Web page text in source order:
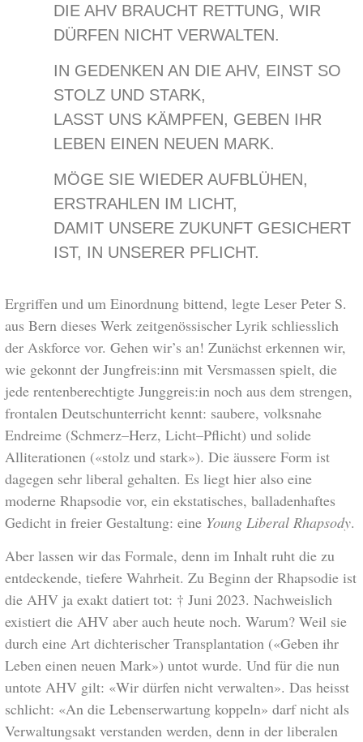
DIE AHV BRAUCHT RETTUNG, WIR
DÜRFEN NICHT VERWALTEN.
IN GEDENKEN AN DIE AHV, EINST SO
STOLZ UND STARK,
LASST UNS KÄMPFEN, GEBEN IHR
LEBEN EINEN NEUEN MARK.
MÖGE SIE WIEDER AUFBLÜHEN,
ERSTRAHLEN IM LICHT,
DAMIT UNSERE ZUKUNFT GESICHERT
IST, IN UNSERER PFLICHT.
Ergriffen und um Einordnung bittend, legte Leser Peter S.
aus Bern dieses Werk zeit­genössischer Lyrik schliesslich
der Askforce vor. Gehen wir’s an! Zunächst erkennen wir,
wie gekonnt der Jungfreis:inn mit Versmassen spielt, die
jede renten­berechtigte Junggreis:in noch aus dem strengen,
frontalen Deutsch­unter­richt kennt: saubere, volksnahe
Endreime (Schmerz–Herz, Licht–Pflicht) und solide
Allitera­tionen («stolz und stark»). Die äussere Form ist
dagegen sehr liberal gehalten. Es liegt hier also eine
moderne Rhapsodie vor, ein ekstatisches, balladen­haftes
Gedicht in freier Gestaltung: eine Young Liberal Rhapsody.
Aber lassen wir das Formale, denn im Inhalt ruht die zu
entdeck­ende, tiefere Wahr­heit. Zu Beginn der Rhapsodie ist
die AHV ja exakt datiert tot: † Juni 2023. Nach­weis­lich
existiert die AHV aber auch heute noch. Warum? Weil sie
durch eine Art dichterischer Transplantation («Geben ihr
Leben einen neuen Mark») untot wurde. Und für die nun
untote AHV gilt: «Wir dürfen nicht verwalten». Das heisst
schlicht: «An die Lebenserwartung koppeln» darf nicht als
Verwaltungsakt verstanden wer­den, denn in der libe­ralen